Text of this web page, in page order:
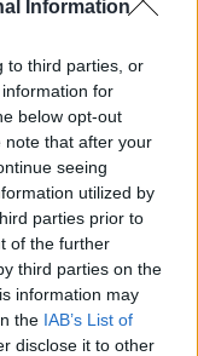
Information
to third parties, or
for
below opt-out
note that after your
seeing
utilized by
parties prior to
of the further
third parties on the
information may
the IAB’s List of
disclose it to other